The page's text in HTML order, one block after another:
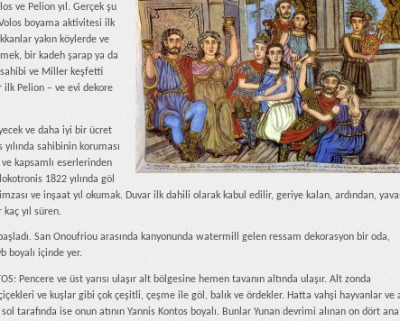
ve Pelion yıl. Gerçek şu
boyama aktivitesi ilk
yakın köylerde ve
bir kadeh şarap ya da
sahibi ve Miller keşfetti
ilk Pelion – ve evi dekore
ve daha iyi bir ücret
sahibinin koruması
kapsamlı eserlerinden
1822 yılında göl
ve inşaat yıl okumak. Duvar ilk dahili olarak kabul edilir, geriye kalan, ardından,
yıl süren.
San Onoufriou arasında kanyonunda watermill gelen ressam dekorasyon bir oda,
boyalı içinde yer.
Pencere ve üst yarısı ulaşır alt bölgesine hemen tavanın altında ulaşır. Alt zonda
ve kuşlar gibi çok çeşitli, çeşme ile göl, balık ve ördekler. Hatta vahşi hayvanlar ve
tarafında ise onun atının Yannis Kontos boyalı. Bunlar Yunan devrimi alınan on dört ana